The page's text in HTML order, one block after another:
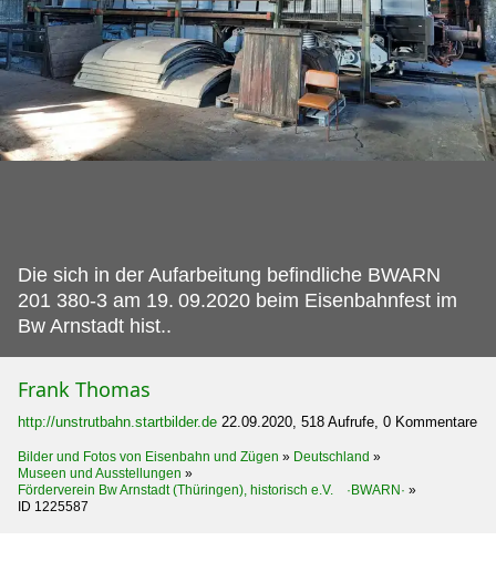
Die sich in der Aufarbeitung befindliche BWARN
201 380-3 am 19. 09.2020 beim Eisenbahnfest im
Bw Arnstadt hist..
Frank Thomas
http://unstrutbahn.startbilder.de 22.09.2020, 518 Aufrufe, 0 Kommentare
Bilder und Fotos von Eisenbahn und Zügen » Deutschland »
Museen und Ausstellungen »
Förderverein Bw Arnstadt (Thüringen), historisch e.V. ·BWARN· »
ID 1225587